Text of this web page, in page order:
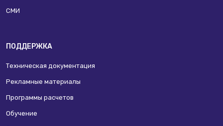
СМИ
ПОДДЕРЖКА
Техническая документация
Рекламные материалы
Программы расчетов
Обучение